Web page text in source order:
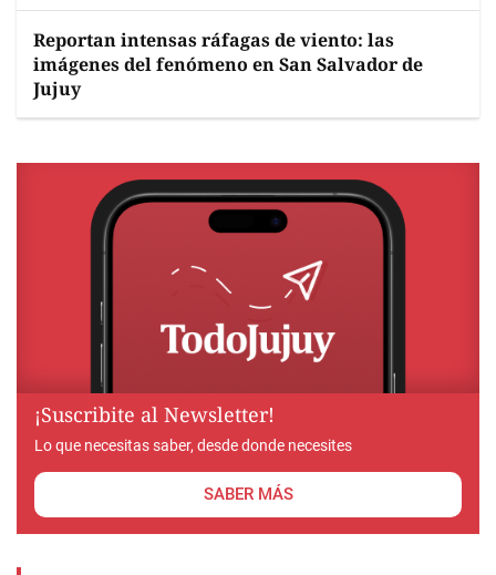
Reportan intensas ráfagas de viento: las
imágenes del fenómeno en San Salvador de
Jujuy
¡Suscribite al Newsletter!
Lo que necesitas saber, desde donde necesites
SABER MÁS